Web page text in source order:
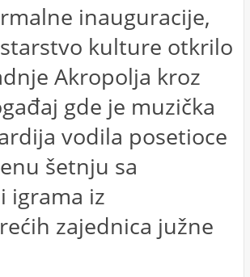
inauguracije,
kulture otkrilo
Akropolja kroz
gde je muzička
vodila posetioce
šetnju sa
igrama iz
zajednica južne